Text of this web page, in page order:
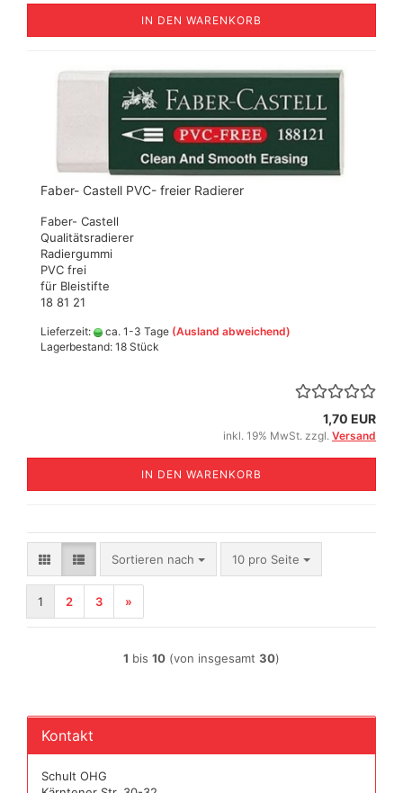
IN DEN WARENKORB
Faber- Castell PVC- freier Radierer
Faber- Castell
Qualitätsradierer
Radiergummi
PVC frei
für Bleistifte
18 81 21
Lieferzeit: ca. 1-3 Tage (Ausland abweichend)
Lagerbestand: 18 Stück
1,70 EUR
inkl. 19% MwSt. zzgl. Versand
IN DEN WARENKORB
Sortieren nach
Sortieren nach 10 pro Seite
pro Seite
1 2 3 »
1 bis 10 (von insgesamt 30)
Kontakt
Schult OHG